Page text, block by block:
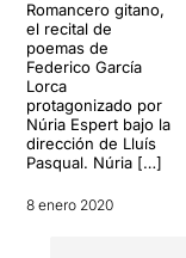
Romancero gitano,
el recital de
poemas de
Federico García
Lorca
protagonizado por
Núria Espert bajo la
dirección de Lluís
Pasqual. Núria […]
8 enero 2020